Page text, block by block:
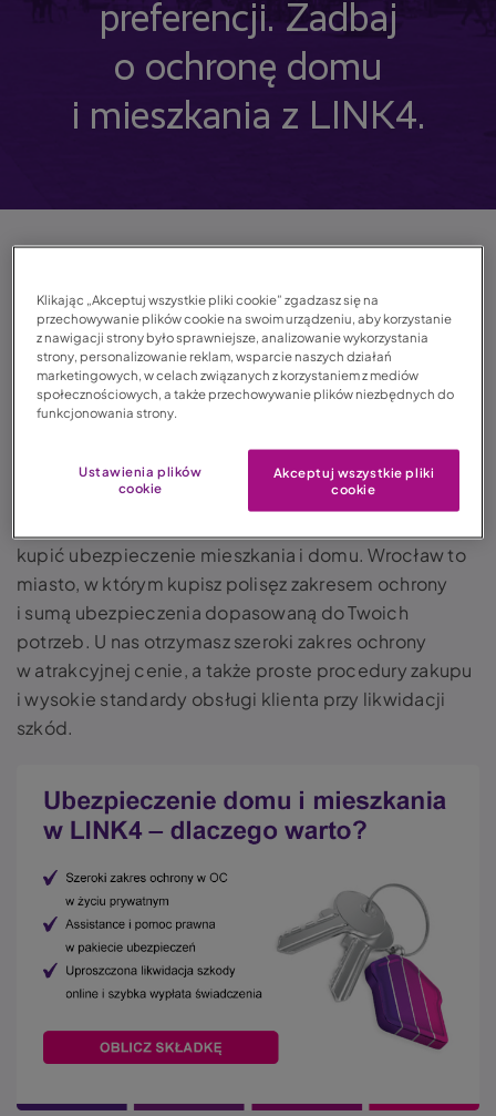
preferencji. Zadbaj
o ochronę domu
i mieszkania z LINK4.
Czas czytania: 2 min. 27 sek.
Ubezpieczenie domu i mieszkania
– Wrocław
kupić ubezpieczenie mieszkania i domu. Wrocław to
miasto, w którym kupisz polisęz zakresem ochrony
i sumą ubezpieczenia dopasowaną do Twoich
potrzeb. U nas otrzymasz szeroki zakres ochrony
w atrakcyjnej cenie, a także proste procedury zakupu
i wysokie standardy obsługi klienta przy likwidacji
szkód.
Klikając „Akceptuj wszystkie pliki cookie” zgadzasz się na
przechowywanie plików cookie na swoim urządzeniu, aby korzystanie
z nawigacji strony było sprawniejsze, analizowanie wykorzystania
strony, personalizowanie reklam, wsparcie naszych działań
marketingowych, w celach związanych z korzystaniem z mediów
społecznościowych, a także przechowywanie plików niezbędnych do
funkcjonowania strony.
Ustawienia plików
cookie
Akceptuj wszystkie pliki
cookie